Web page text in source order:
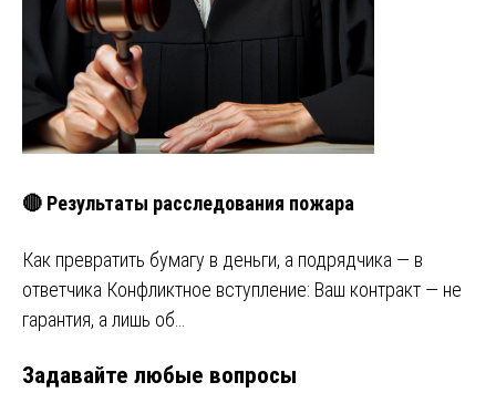
🔴 Результаты расследования пожара
Как превратить бумагу в деньги, а подрядчика — в
ответчика Конфликтное вступление: Ваш контракт — не
гарантия, а лишь об…
Задавайте любые вопросы